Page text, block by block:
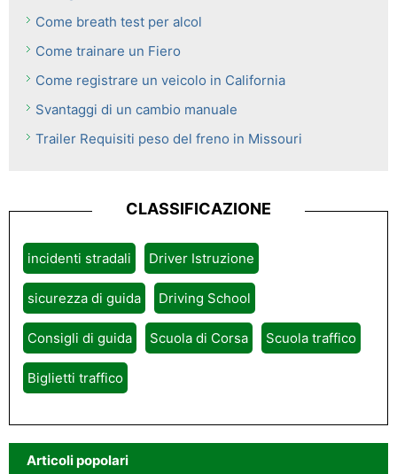
Come breath test per alcol
Come trainare un Fiero
Come registrare un veicolo in California
Svantaggi di un cambio manuale
Trailer Requisiti peso del freno in Missouri
CLASSIFICAZIONE
incidenti stradali Driver Istruzione
sicurezza di guida Driving School
Consigli di guida Scuola di Corsa Scuola traffico
Biglietti traffico
Articoli popolari